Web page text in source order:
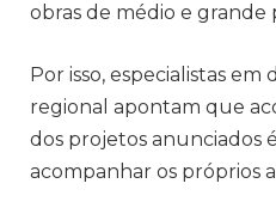
obras de médio e grande
Por isso, especialistas
regional apontam que
dos projetos anunciados
acompanhar os próprios